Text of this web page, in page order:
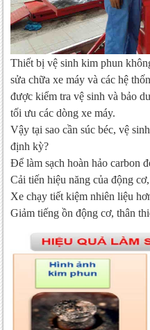
Thiết bị vệ sinh kim phun
sửa chữa xe máy và các hệ
được kiểm tra vệ sinh và bảo
tối ưu các dòng xe máy.
Vậy tại sao cần súc béc, vệ
định kỳ?
Để làm sạch hoàn hảo carbon
Cải tiến hiệu năng của động
Xe chạy tiết kiệm nhiên liệu
Giảm tiếng ồn động cơ, thân